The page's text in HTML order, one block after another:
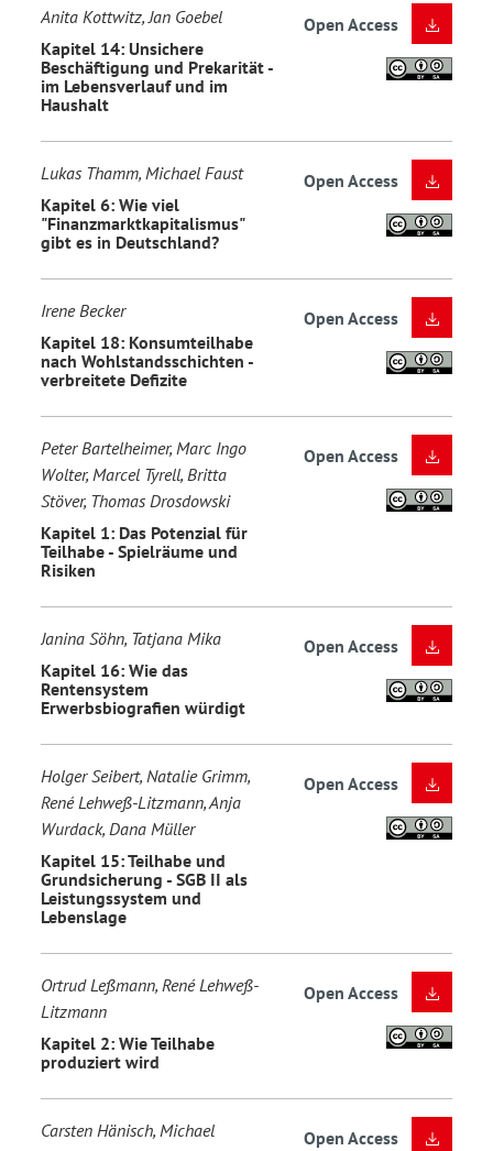
Anita Kottwitz, Jan Goebel
Kapitel 14: Unsichere
Beschäftigung und Prekarität -
im Lebensverlauf und im
Haushalt
Open Access
Lukas Thamm, Michael Faust
Kapitel 6: Wie viel
"Finanzmarktkapitalismus"
gibt es in Deutschland?
Open Access
Irene Becker
Kapitel 18: Konsumteilhabe
nach Wohlstandsschichten -
verbreitete Defizite
Open Access
Peter Bartelheimer, Marc Ingo
Wolter, Marcel Tyrell, Britta
Stöver, Thomas Drosdowski
Kapitel 1: Das Potenzial für
Teilhabe - Spielräume und
Risiken
Open Access
Janina Söhn, Tatjana Mika
Kapitel 16: Wie das
Rentensystem
Erwerbsbiografien würdigt
Open Access
Holger Seibert, Natalie Grimm,
René Lehweß-Litzmann, Anja
Wurdack, Dana Müller
Kapitel 15: Teilhabe und
Grundsicherung - SGB II als
Leistungssystem und
Lebenslage
Open Access
Ortrud Leßmann, René Lehweß-
Litzmann
Kapitel 2: Wie Teilhabe
produziert wird
Open Access
Carsten Hänisch, Michael
Open Access